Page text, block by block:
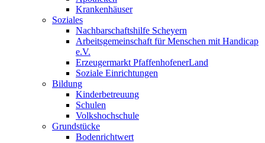
Krankenhäuser
Soziales
Nachbarschaftshilfe Scheyern
Arbeitsgemeinschaft für Menschen mit Handicap
e.V.
Erzeugermarkt PfaffenhofenerLand
Soziale Einrichtungen
Bildung
Kinderbetreuung
Schulen
Volkshochschule
Grundstücke
Bodenrichtwert